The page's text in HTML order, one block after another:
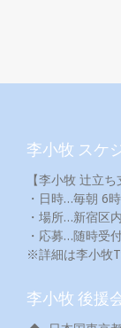
李小牧 スケ
【李小牧 辻立ち
・日時…毎朝 6
・場所…新宿区
・応募…随時受
※詳細は李小牧
李小牧 後援